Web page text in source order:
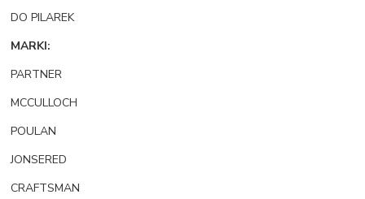
DO PILAREK
MARKI:
PARTNER
MCCULLOCH
POULAN
JONSERED
CRAFTSMAN